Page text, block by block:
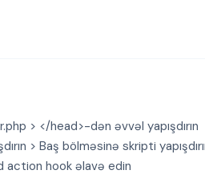
> </head>-dən əvvəl yapışdırın
> Baş bölməsinə skripti
action hook əlavə edin